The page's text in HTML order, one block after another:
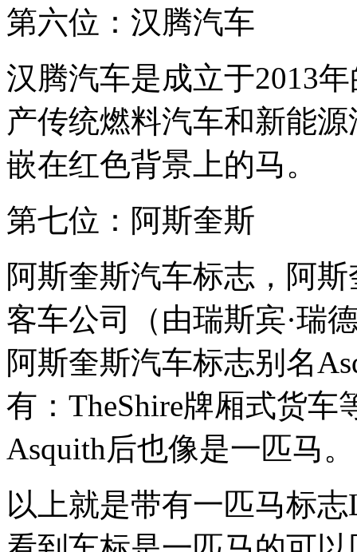
第六位：汉腾汽车
汉腾汽车是成立于2013
产传统燃料汽车和新能
嵌在红色背景上的马。
第七位：阿斯奎斯
阿斯奎斯汽车标志，阿
客车公司（由瑞斯宾·瑞
阿斯奎斯汽车标志别名
有：TheShire牌厢式货
Asquith后也像是一匹马。
以上就是带有一匹马标